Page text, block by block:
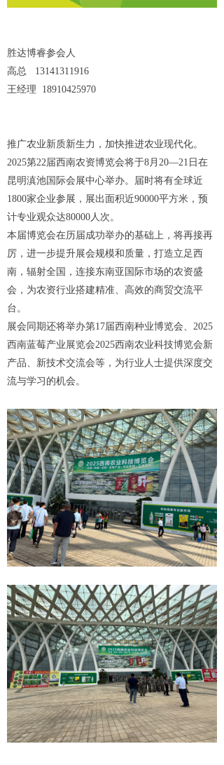
胜达博睿参会人
高总 13141311916
王经理 18910425970
推广农业新质新生力，加快推进农业现代化。
2025第22届西南农资博览会将于8月20—21日在
昆明滇池国际会展中心举办。届时将有全球近
1800家企业参展，展出面积近90000平方米，预
计专业观众达80000人次。
本届博览会在历届成功举办的基础上，将再接再
厉，进一步提升展会规模和质量，打造立足西
南，辐射全国，连接东南亚国际市场的农资盛
会，为农资行业搭建精准、高效的商贸交流平
台。
展会同期还将举办第17届西南种业博览会、2025
西南蓝莓产业展览会2025西南农业科技博览会新
产品、新技术交流会等，为行业人士提供深度交
流与学习的机会。